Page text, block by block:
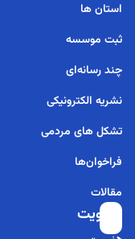
استان ها
ثبت موسسه
چند رسانه‌ای
نشریه الکترونیکی
تشکل های مردمی
فراخوان‌ها
مقالات
عضویت
برای